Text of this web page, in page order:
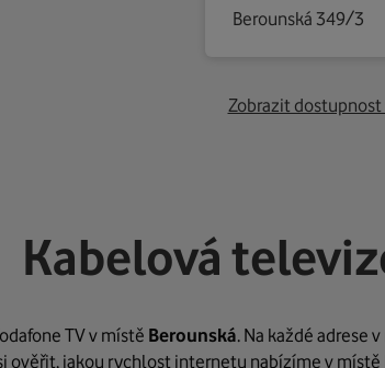
Berounská 349/3
Zobrazit dostupnost
Kabelová
TV v místě Berounská. Na každé adrese
ověřit, jakou rychlost internetu nabízíme v místě